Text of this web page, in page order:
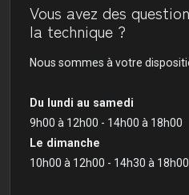
Vous avez des
la technique ?
Nous sommes à votre
Du lundi au samedi
9h00 à 12h00 - 14h00 à 18h00
Le dimanche
10h00 à 12h00 - 14h30 à 18h00